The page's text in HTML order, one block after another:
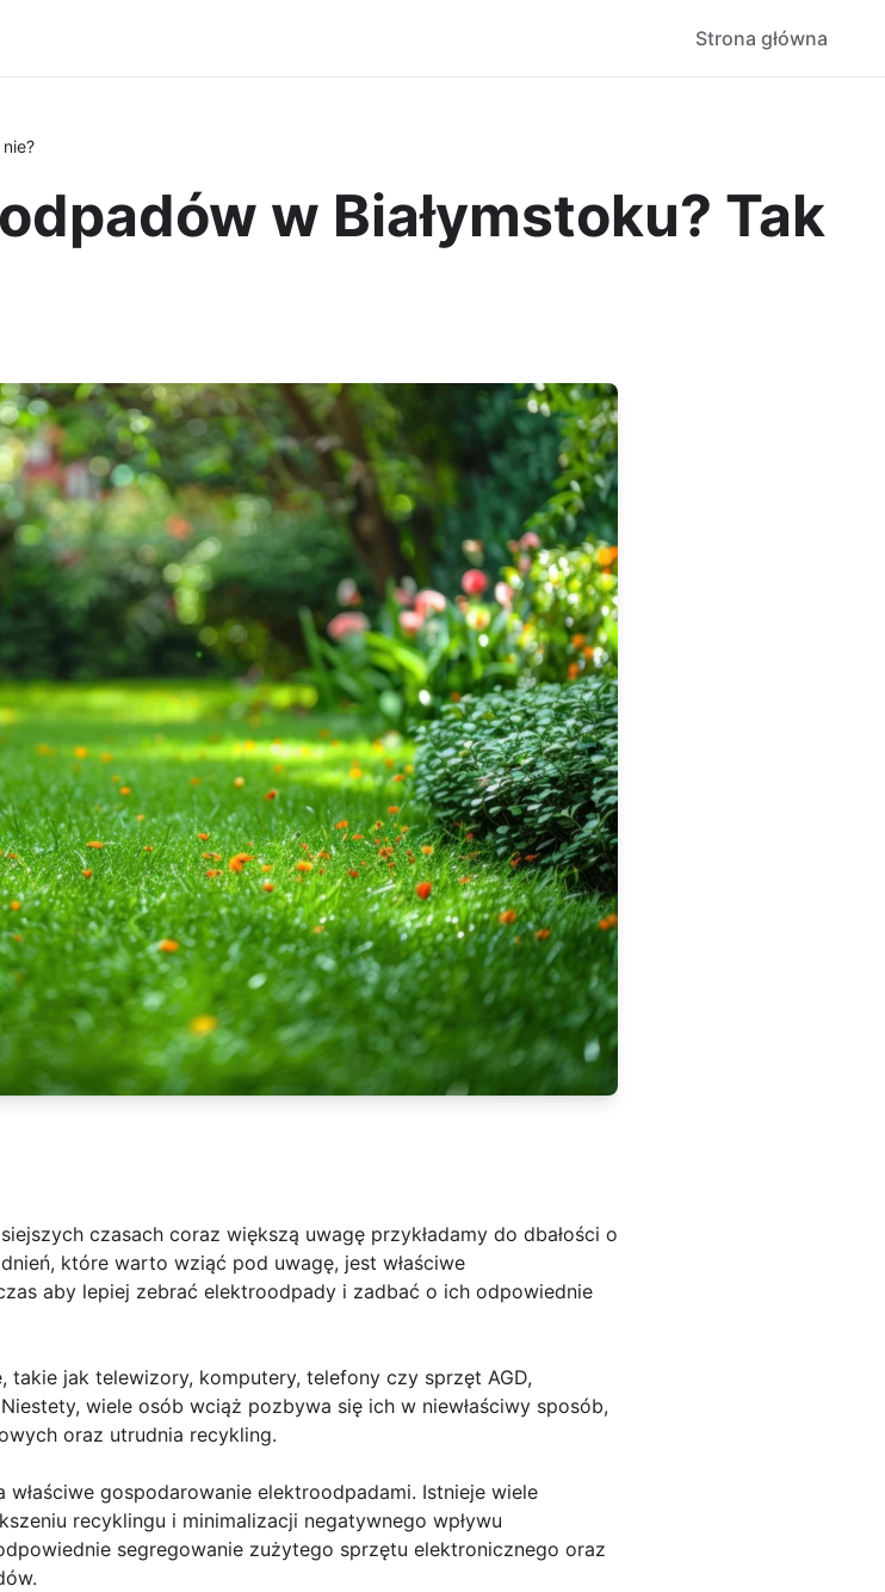
Strona główna
w Białymstoku? Tak
czasach coraz większą uwagę przykładamy do dbałości o
które warto wziąć pod uwagę, jest właściwe
aby lepiej zebrać elektroodpady i zadbać o ich odpowiednie
jak telewizory, komputery, telefony czy sprzęt AGD,
wiele osób wciąż pozbywa się ich w niewłaściwy sposób,
oraz utrudnia recykling.
gospodarowanie elektroodpadami. Istnieje wiele
recyklingu i minimalizacji negatywnego wpływu
segregowanie zużytego sprzętu elektronicznego oraz